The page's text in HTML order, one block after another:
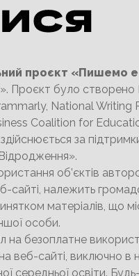
проєкт «Пишемо
Проєкт було
National Writing
Coalition for
за
об’єктів
сайті, належить
матеріалів, що
особи.
на безоплатне
веб-сайті, виключно в
середньої освіти.